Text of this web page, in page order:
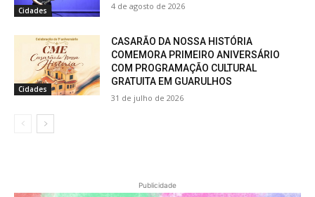
Cidades 4 de agosto de 2026
Cidades
CASARÃO DA NOSSA HISTÓRIA
COMEMORA PRIMEIRO ANIVERSÁRIO
COM PROGRAMAÇÃO CULTURAL
GRATUITA EM GUARULHOS
31 de julho de 2026
Publicidade